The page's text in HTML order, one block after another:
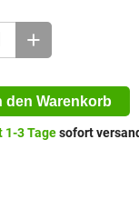
+
den Warenkorb
3 Tagesofort